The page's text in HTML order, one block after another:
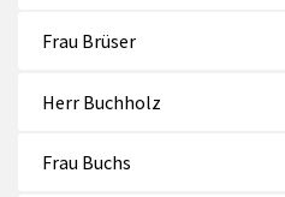
Frau Brüser
Herr Buchholz
Frau Buchs